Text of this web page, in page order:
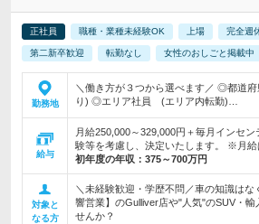
正社員 職種・業種未経験OK 上場 完全週
第二新卒歓迎 転勤なし 女性のおしごと掲載中
勤務地
＼働き方が３つから選べます／ ◎都道
り) ◎エリア社員 (エリア内転勤)…
給与
月給250,000～329,000円＋毎月インセ
験等を考慮し、決定いたします。 ※月給
初年度の年収： 375～700万円
対象と
なる方
＼未経験歓迎・学歴不問／車の知識はな
響営業】のGulliver店や"人気"のSUV・輸
せんか？